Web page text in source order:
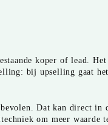
koper of lead.
bij upselling gaat
Dat kan direct
om meer waarde